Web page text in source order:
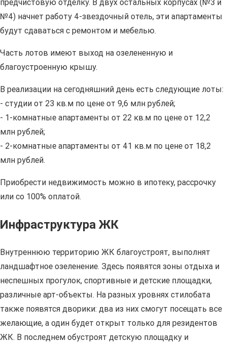
предчистовую отделку. В двух остальных корпусах (№3 и
№4) начнет работу 4-звездочный отель, эти апартаменты
будут сдаваться с ремонтом и мебелью.
Часть лотов имеют выход на озелененную и
благоустроенную крышу.
В реализации на сегодняшний день есть следующие лоты:
- студии от 23 кв.м по цене от 9,6 млн рублей;
- 1-комнатные апартаменты от 22 кв.м по цене от 12,2
млн рублей;
- 2-комнатные апартаменты от 41 кв.м по цене от 18,2
млн рублей.
Приобрести недвижимость можно в ипотеку, рассрочку
или со 100% оплатой.
Инфраструктура ЖК
Внутреннюю территорию ЖК благоустроят, выполнят
ландшафтное озеленение. Здесь появятся зоны отдыха и
неспешных прогулок, спортивные и детские площадки,
различные арт-объекты. На разных уровнях стилобата
также появятся дворики: два из них смогут посещать все
желающие, а один будет открыт только для резидентов
ЖК. В последнем обустроят детскую площадку и